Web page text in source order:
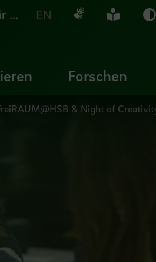
... EN DeutscheLeichte
Forschen
& Night of